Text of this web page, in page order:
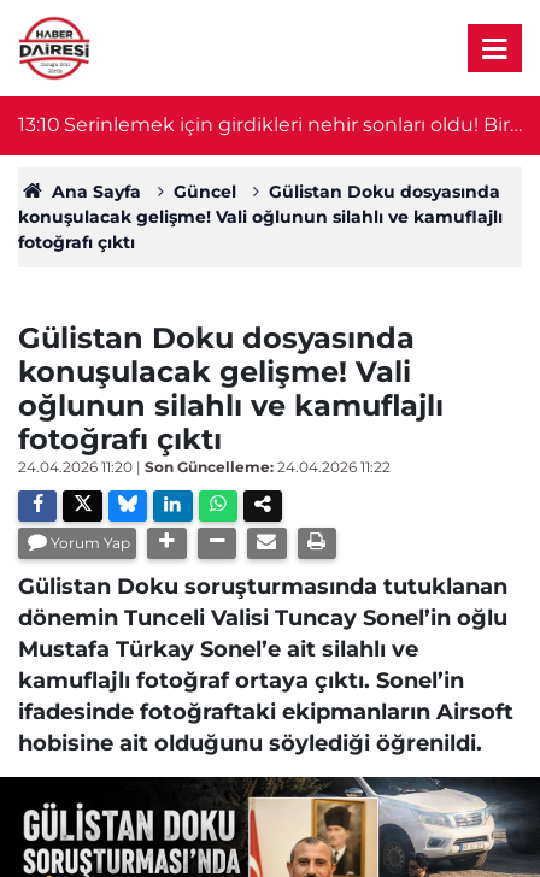
12:57 Aracı soydu, kuzeni memur kılığında gelip
sürücüyü uyardı
Ana Sayfa Güncel
Gülistan Doku dosyasında
konuşulacak gelişme! Vali oğlunun silahlı ve kamuflajlı
fotoğrafı çıktı
Gülistan Doku dosyasında
konuşulacak gelişme! Vali
oğlunun silahlı ve kamuflajlı
fotoğrafı çıktı
24.04.2026 11:20 | Son Güncelleme: 24.04.2026 11:22
Yorum Yap
Gülistan Doku soruşturmasında tutuklanan
dönemin Tunceli Valisi Tuncay Sonel’in oğlu
Mustafa Türkay Sonel’e ait silahlı ve
kamuflajlı fotoğraf ortaya çıktı. Sonel’in
ifadesinde fotoğraftaki ekipmanların Airsoft
hobisine ait olduğunu söylediği öğrenildi.